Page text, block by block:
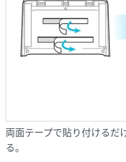
両面テープで貼り付けるだ
る。